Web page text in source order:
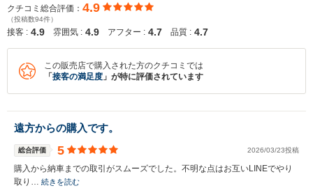
クチコミ総合評価： 4.9
（投稿数94件）
接客 : 4.9 雰囲気 : 4.9 アフター : 4.7 品質 : 4.7
この販売店で購入された方のクチコミでは
「 接客の満足度 」が特に評価されています
遠方からの購入です。
総合評価 5 2026/03/23投稿
購入から納車までの取引がスムーズでした。不明な点はお互いLINEでやり
取り… 続きを読む